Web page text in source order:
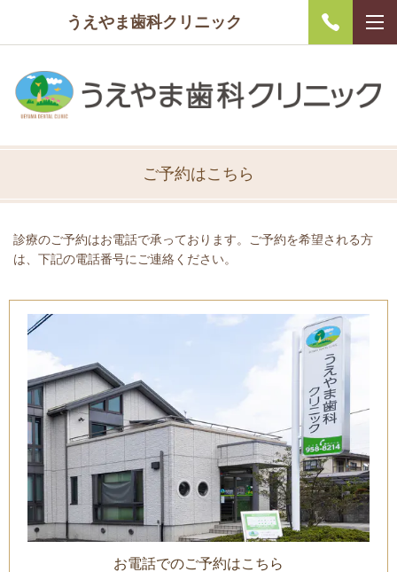
うえやま歯科クリニック
ご予約はこちら
診療のご予約はお電話で承っております。ご予約を希望される方
は、下記の電話番号にご連絡ください。
お電話でのご予約はこちら